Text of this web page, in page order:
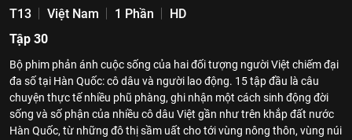
T13 Việt Nam 1 Phần
HD
Tập 30
Bộ phim phản ánh cuộc sống của hai đối tượng người Việt chiếm đại
đa số tại Hàn Quốc: cô dâu và người lao động. 15 tập đầu là câu
chuyện thực tế nhiều phũ phàng, ghi nhận một cách sinh động đời
sống và số phận của nhiều cô dâu Việt gần như trên khắp đất nước
Hàn Quốc, từ những đô thị sầm uất cho tới vùng nông thôn, vùng núi